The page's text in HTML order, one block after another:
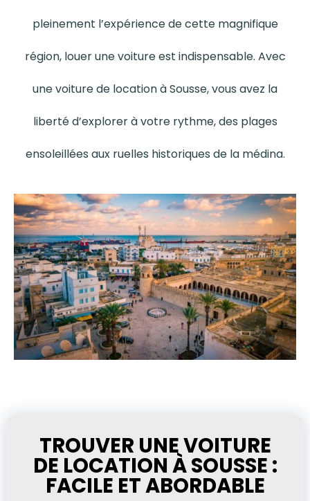
pleinement l’expérience de cette magnifique
région, louer une voiture est indispensable. Avec
une voiture de location à Sousse, vous avez la
liberté d’explorer à votre rythme, des plages
ensoleillées aux ruelles historiques de la médina.
TROUVER UNE VOITURE
DE LOCATION À SOUSSE :
FACILE ET ABORDABLE